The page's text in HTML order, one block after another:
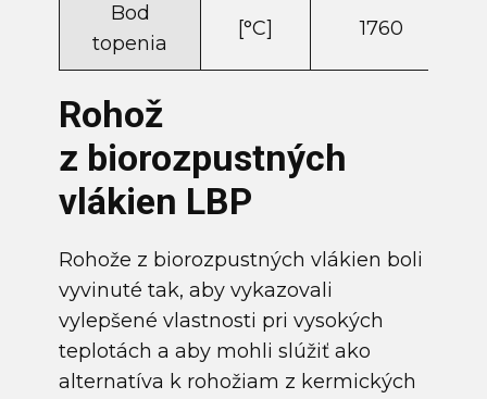
Bod
topenia
[°C] 1760
Rohož
z biorozpustných
vlákien LBP
Rohože z biorozpustných vlákien boli
vyvinuté tak, aby vykazovali
vylepšené vlastnosti pri vysokých
teplotách a aby mohli slúžiť ako
alternatíva k rohožiam z kermických